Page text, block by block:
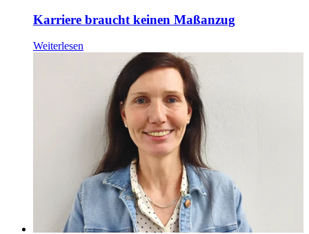
Karriere braucht keinen Maßanzug
Weiterlesen